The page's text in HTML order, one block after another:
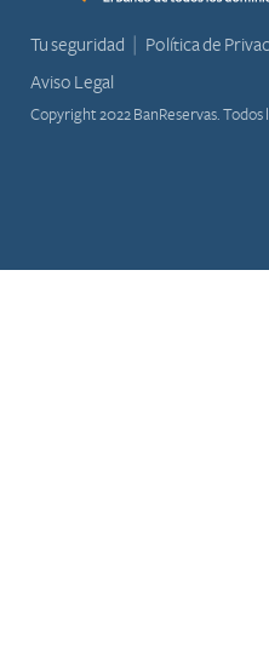
Tu seguridad Política de
Aviso Legal
Copyright 2022 BanReservas.